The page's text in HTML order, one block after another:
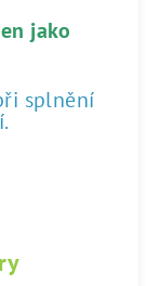
jako
splnění